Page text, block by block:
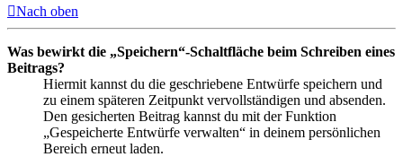
Nach oben
Was bewirkt die „Speichern“-Schaltfläche beim Schreiben eines
Beitrags?
Hiermit kannst du die geschriebene Entwürfe speichern und
zu einem späteren Zeitpunkt vervollständigen und absenden.
Den gesicherten Beitrag kannst du mit der Funktion
„Gespeicherte Entwürfe verwalten“ in deinem persönlichen
Bereich erneut laden.